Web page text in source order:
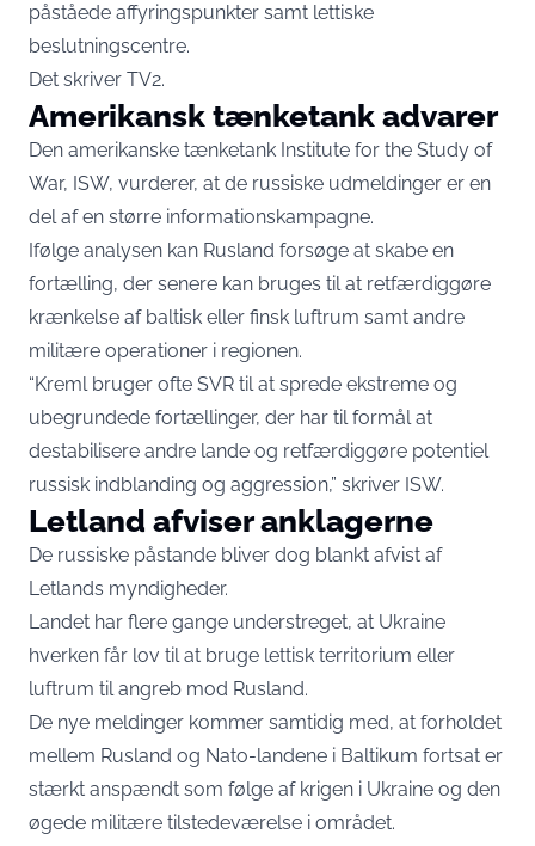
påståede affyringspunkter samt lettiske
beslutningscentre.
Det skriver TV2.
Amerikansk tænketank advarer
Den amerikanske tænketank Institute for the Study of
War, ISW, vurderer, at de russiske udmeldinger er en
del af en større informationskampagne.
Ifølge analysen kan Rusland forsøge at skabe en
fortælling, der senere kan bruges til at retfærdiggøre
krænkelse af baltisk eller finsk luftrum samt andre
militære operationer i regionen.
“Kreml bruger ofte SVR til at sprede ekstreme og
ubegrundede fortællinger, der har til formål at
destabilisere andre lande og retfærdiggøre potentiel
russisk indblanding og aggression,” skriver ISW.
Letland afviser anklagerne
De russiske påstande bliver dog blankt afvist af
Letlands myndigheder.
Landet har flere gange understreget, at Ukraine
hverken får lov til at bruge lettisk territorium eller
luftrum til angreb mod Rusland.
De nye meldinger kommer samtidig med, at forholdet
mellem Rusland og Nato-landene i Baltikum fortsat er
stærkt anspændt som følge af krigen i Ukraine og den
øgede militære tilstedeværelse i området.